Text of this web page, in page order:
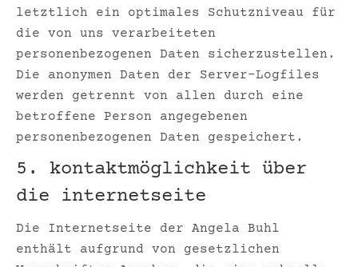
letztlich ein optimales Schutzniveau für
die von uns verarbeiteten
personenbezogenen Daten sicherzustellen.
Die anonymen Daten der Server-Logfiles
werden getrennt von allen durch eine
betroffene Person angegebenen
personenbezogenen Daten gespeichert.
5. kontaktmöglichkeit über
die internetseite
Die Internetseite der Angela Buhl
enthält aufgrund von gesetzlichen